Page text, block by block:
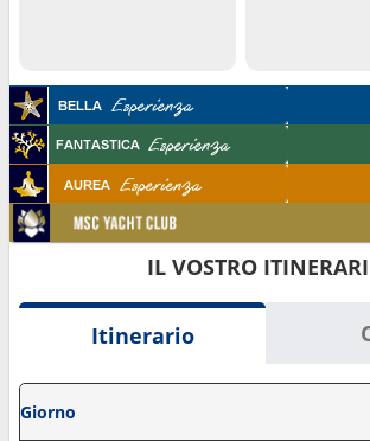
IL VOSTRO
Itinerario
Giorno